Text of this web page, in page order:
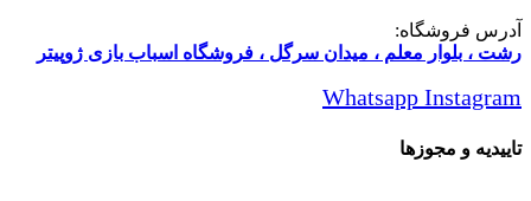
آدرس فروشگاه:
رشت ، بلوار معلم ، میدان سرگل ، فروشگاه اسباب بازی ژوپیتر
Whatsapp Instagram
تاییدیه و مجوزها